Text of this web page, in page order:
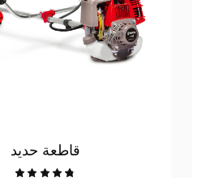
قاطعة حديد